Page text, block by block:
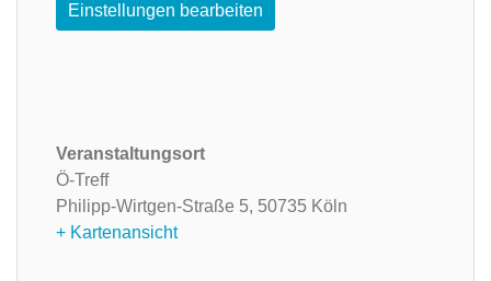
Einstellungen bearbeiten
Veranstaltungsort
Ö-Treff
Philipp-Wirtgen-Straße 5, 50735 Köln
+ Kartenansicht